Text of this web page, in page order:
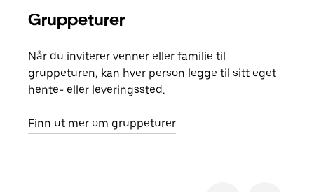
Gruppeturer
Når du inviterer venner eller familie til
gruppeturen, kan hver person legge til sitt eget
hente- eller leveringssted.
Finn ut mer om gruppeturer